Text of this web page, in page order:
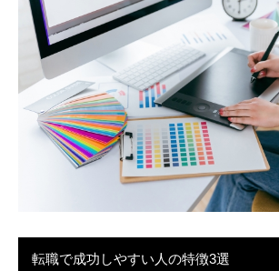
転職で成功しやすい人の特徴3選